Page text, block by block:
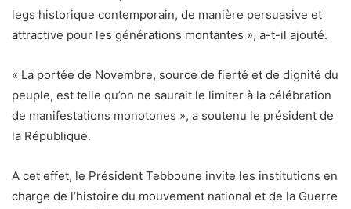
legs historique contemporain, de manière persuasive et
attractive pour les générations montantes », a-t-il ajouté.
« La portée de Novembre, source de fierté et de dignité du
peuple, est telle qu’on ne saurait le limiter à la célébration
de manifestations monotones », a soutenu le président de
la République.
A cet effet, le Président Tebboune invite les institutions en
charge de l’histoire du mouvement national et de la Guerre